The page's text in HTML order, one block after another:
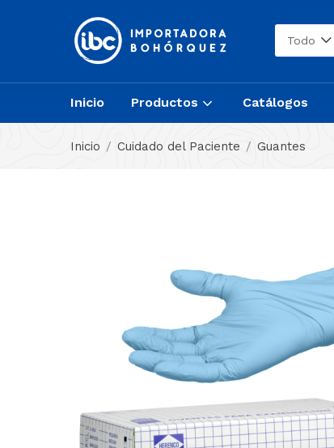
Todo
Inicio Productos Catálogos
Inicio Cuidado del Paciente Guantes